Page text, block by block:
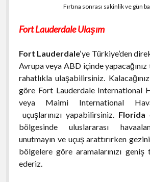
Fırtına sonrası sakinlik ve gün
Fort Lauderdale Ulaşım
Fort Lauderdale‘ye Türkiye’den
Avrupa veya ABD içinde
rahatlıkla ulaşabilirsiniz.
göre Fort Lauderdale International
veya Maimi International
uçuşlarınızı yapabilirsiniz. Florida
bölgesinde uluslararası
unutmayın ve uçuş arattırırken
bölgelere göre aramalarınızı geniş
ederiz.